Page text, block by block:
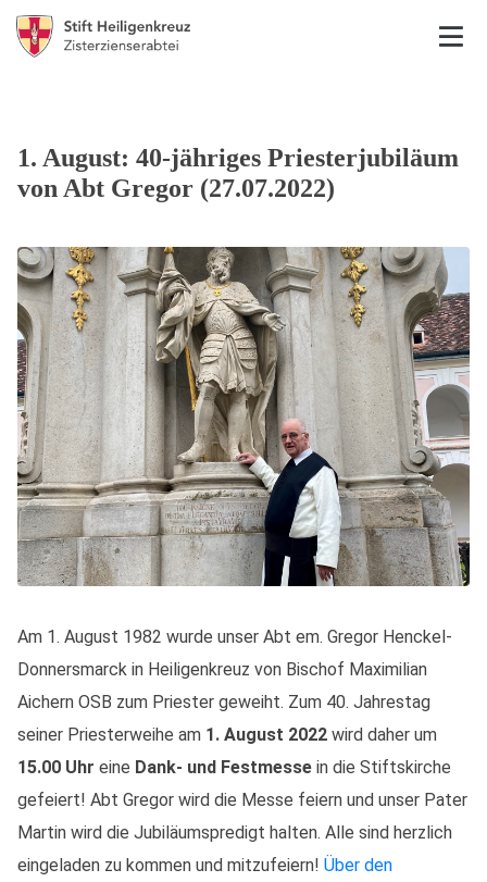
1. August: 40-jähriges Priesterjubiläum
von Abt Gregor (27.07.2022)
Am 1. August 1982 wurde unser Abt em. Gregor Henckel-
Donnersmarck in Heiligenkreuz von Bischof Maximilian
Aichern OSB zum Priester geweiht. Zum 40. Jahrestag
seiner Priesterweihe am 1. August 2022 wird daher um
15.00 Uhr eine Dank- und Festmesse in die Stiftskirche
gefeiert! Abt Gregor wird die Messe feiern und unser Pater
Martin wird die Jubiläumspredigt halten. Alle sind herzlich
eingeladen zu kommen und mitzufeiern! Über den